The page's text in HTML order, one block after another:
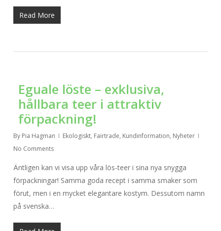
Read More
Eguale löste – exklusiva,
hållbara teer i attraktiv
förpackning!
By Pia Hagman Ekologiskt, Fairtrade, Kundinformation, Nyheter
No Comments
Äntligen kan vi visa upp våra lös-teer i sina nya snygga
förpackningar! Samma goda recept i samma smaker som
förut, men i en mycket elegantare kostym. Dessutom namn
på svenska…